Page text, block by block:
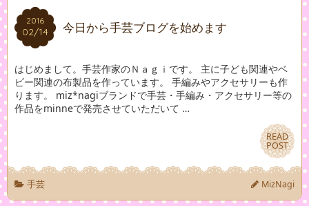
2016
02/14
2016
02/14 今日から手芸ブログを始めます
はじめまして。手芸作家のＮａｇｉです。 主に子ども関連やベ
ビー関連の布製品を作っています。 手編みやアクセサリーも作
ります。 miz*nagiブランドで手芸・手編み・アクセサリー等の
作品をminneで発売させていただいて …
READ
POST
READ
POST
手芸 MizNagi